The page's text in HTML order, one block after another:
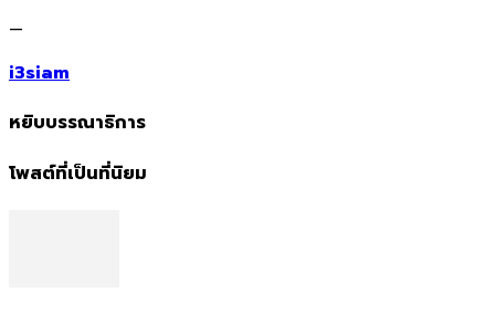
—
i3siam
หยิบบรรณาธิการ
โพสต์ที่เป็นที่นิยม